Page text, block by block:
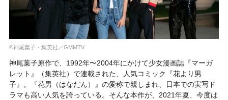
©神尾葉子・集英社／GMMTV
神尾葉子原作で、1992年〜2004年にかけて少女漫画誌『マーガ
レット』（集英社）で連載された、人気コミック『花より男
子』。『花男（はなだん）』の愛称で親しまれ、日本での実写ド
ラマも高い人気を誇っている。そんな本作が、2021年夏、今度は